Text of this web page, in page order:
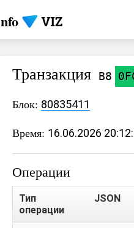
Транзакция B8
Блок: 80835411
Время: 16.06.2026
Операции
Тип
операции
JSON